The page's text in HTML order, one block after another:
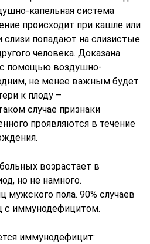
капельная система
происходит при кашле или
слизи попадают на слизистые
человека. Доказана
с помощью воздушно-
не менее важным будет
к плоду –
случае признаки
проявляются в течение
возрастает в
но не намного.
мужского пола. 90% случаев
с иммунодефицитом.
иммунодефицит: